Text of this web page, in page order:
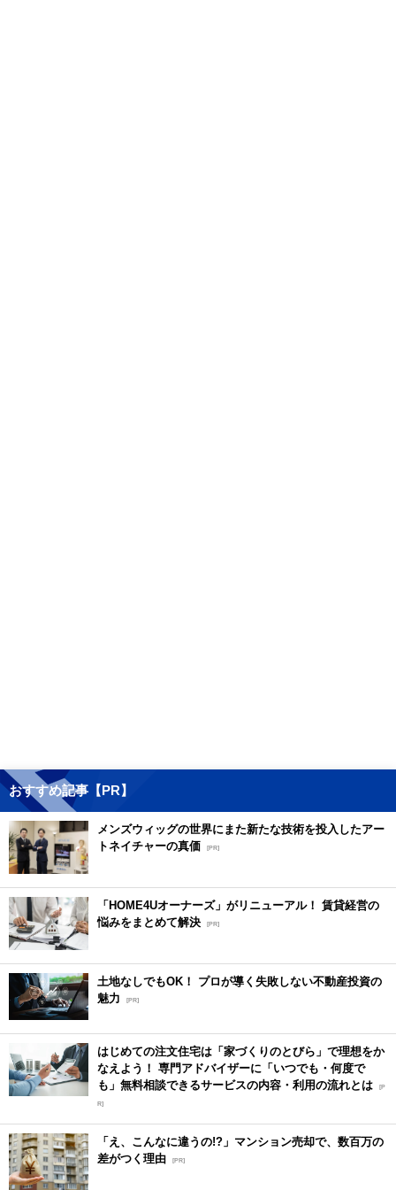
おすすめ記事【PR】
メンズウィッグの世界にまた新たな技術を投入したアー
トネイチャーの真価
[PR]
「HOME4Uオーナーズ」がリニューアル！ 賃貸経営の
悩みをまとめて解決 [PR]
土地なしでもOK！ プロが導く失敗しない不動産投資の
魅力
[PR]
はじめての注文住宅は「家づくりのとびら」で理想をか
なえよう！ 専門アドバイザーに「いつでも・何度で
も」無料相談できるサービスの内容・利用の流れとは [P
R]
「え、こんなに違うの!?」マンション売却で、数百万の
差がつく理由 [PR]